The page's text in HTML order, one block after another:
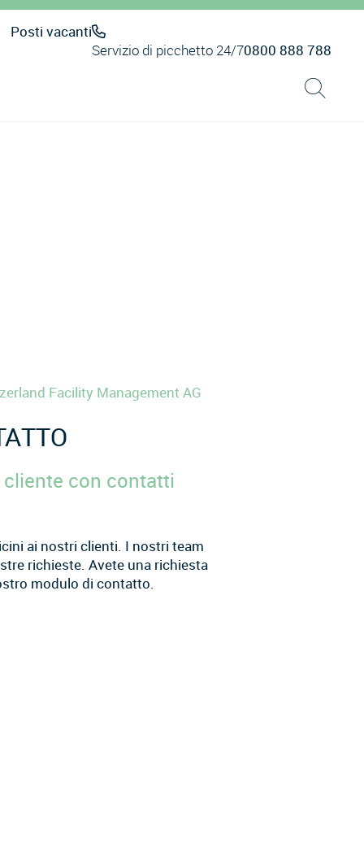
Posti vacanti
Servizio di picchetto 24/70800 888 788
Facility Management AG
con contatti
ai nostri clienti. I nostri team
richieste. Avete una richiesta
modulo di contatto.